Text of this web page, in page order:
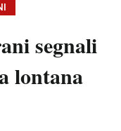
segnali
lontana